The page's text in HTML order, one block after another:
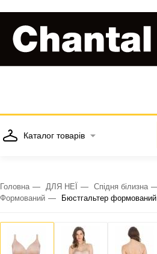
Каталог товарів
Головна ДЛЯ НЕЇ Спідня білизна
Формований
Бюстгальтер формований